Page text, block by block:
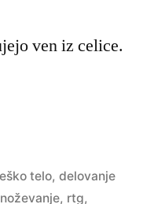
ven iz celice.
telo, delovanje
, rtg,